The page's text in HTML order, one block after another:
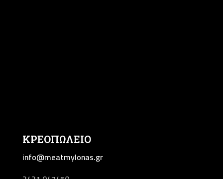
ΚΡΕΟΠΩΛΕΙΟ
info@meatmylonas.gr